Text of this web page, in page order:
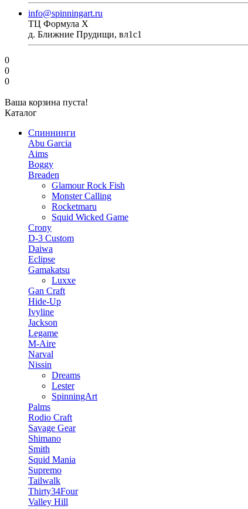
info@spinningart.ru
ТЦ Формула X
д. Ближние Прудищи, вл1с1
0
0
0
Ваша корзина пуста!
Каталог
Спиннинги
Abu Garcia
Aims
Boggy
Breaden
Glamour Rock Fish
Monster Calling
Rocketmaru
Squid Wicked Game
Crony
D-3 Custom
Daiwa
Eclipse
Gamakatsu
Luxxe
Gan Craft
Hide-Up
Ivyline
Jackson
Legame
M-Aire
Narval
Nissin
Dreams
Lester
SpinningArt
Palms
Rodio Craft
Savage Gear
Shimano
Smith
Squid Mania
Supremo
Tailwalk
Thirty34Four
Valley Hill